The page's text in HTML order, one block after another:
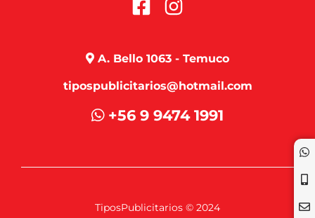
A. Bello 1063 - Temuco
tipospublicitarios@hotmail.com
+56 9 9474 1991
TiposPublicitarios © 2024